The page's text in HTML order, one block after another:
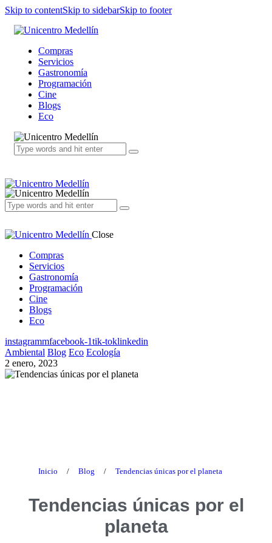
Skip to contentSkip to sidebarSkip to footer
Compras
Servicios
Gastronomía
Programación
Cine
Blogs
Eco
Close
Compras
Servicios
Gastronomía
Programación
Cine
Blogs
Eco
instagrammfacebook-1tik-toklinkedin
Ambiental Blog Eco Ecología
2 enero, 2023
Inicio / Blog / Tendencias únicas por el planeta
Tendencias únicas por el
planeta